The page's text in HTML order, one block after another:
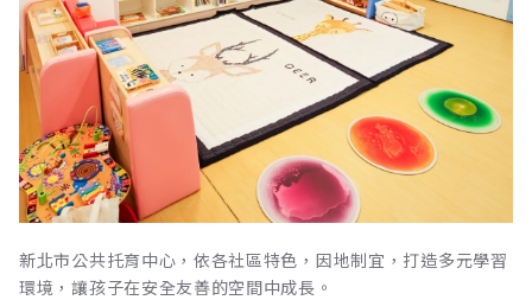
新北市公共托育中心，依各社區特色，因地制宜，打造多元學習
環境，讓孩子在安全友善的空間中成長。